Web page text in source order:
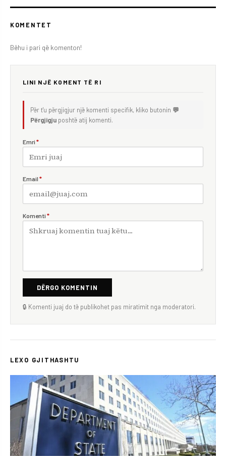
KOMENTET
Bëhu i pari që komenton!
LINI NJË KOMENT TË RI
Për t'u përgjigjur një komenti specifik, kliko butonin 💬
Përgjigju poshtë atij komenti.
Emri *
Email *
Komenti *
DËRGO KOMENTIN
🔒 Komenti juaj do të publikohet pas miratimit nga moderatori.
LEXO GJITHASHTU